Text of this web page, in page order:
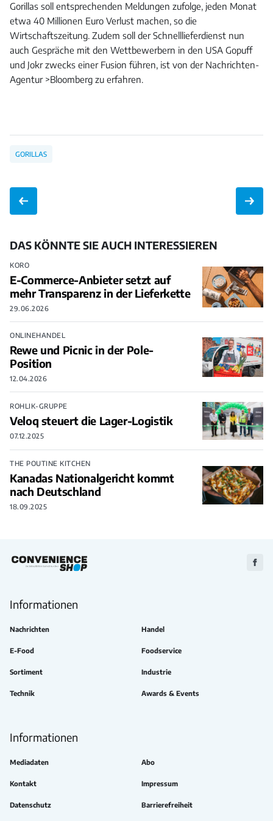
Gorillas soll entsprechenden Meldungen zufolge, jeden Monat
etwa 40 Millionen Euro Verlust machen, so die
Wirtschaftszeitung. Zudem soll der Schnelllieferdienst nun
auch Gespräche mit den Wettbewerbern in den USA Gopuff
und Jokr zwecks einer Fusion führen, ist von der Nachrichten-
Agentur >Bloomberg zu erfahren.
GORILLAS
DAS KÖNNTE SIE AUCH INTERESSIEREN
KORO
E-Commerce-Anbieter setzt auf
mehr Transparenz in der Lieferkette
29.06.2026
ONLINEHANDEL
Rewe und Picnic in der Pole-
Position
12.04.2026
ROHLIK-GRUPPE
Veloq steuert die Lager-Logistik
07.12.2025
THE POUTINE KITCHEN
Kanadas Nationalgericht kommt
nach Deutschland
18.09.2025
Zu
Informationen
Nachrichten Handel
E-Food Foodservice
Sortiment Industrie
Technik Awards & Events
Informationen
Mediadaten Abo
Kontakt Impressum
Datenschutz Barrierefreiheit